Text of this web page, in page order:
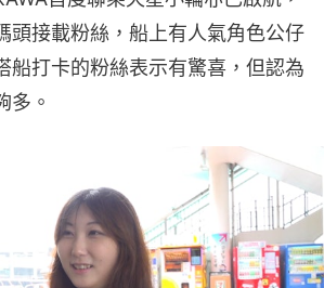
頭接載粉絲，船上有人氣角色公仔
船打卡的粉絲表示有驚喜，但認為
多。